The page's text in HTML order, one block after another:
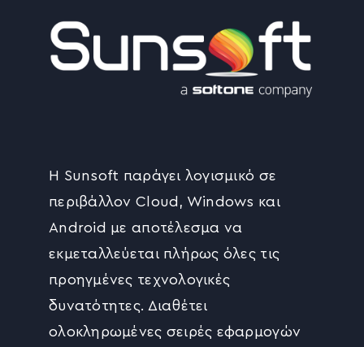
Η Sunsoft παράγει λογισμικό σε
περιβάλλον Cloud, Windows και
Android με αποτέλεσμα να
εκμεταλλεύεται πλήρως όλες τις
προηγμένες τεχνολογικές
δυνατότητες. Διαθέτει
ολοκληρωμένες σειρές εφαρμογών